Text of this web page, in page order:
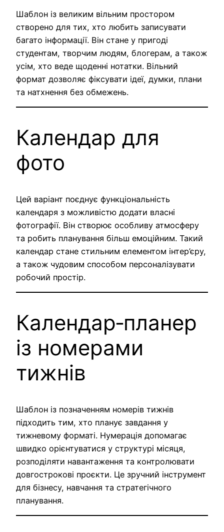
Шаблон із великим вільним простором
створено для тих, хто любить записувати
багато інформації. Він стане у пригоді
студентам, творчим людям, блогерам, а також
усім, хто веде щоденні нотатки. Вільний
формат дозволяє фіксувати ідеї, думки, плани
та натхнення без обмежень.
Календар для
фото
Цей варіант поєднує функціональність
календаря з можливістю додати власні
фотографії. Він створює особливу атмосферу
та робить планування більш емоційним. Такий
календар стане стильним елементом інтер’єру,
а також чудовим способом персоналізувати
робочий простір.
Календар‑планер
із номерами
тижнів
Шаблон із позначенням номерів тижнів
підходить тим, хто планує завдання у
тижневому форматі. Нумерація допомагає
швидко орієнтуватися у структурі місяця,
розподіляти навантаження та контролювати
довгострокові проєкти. Це зручний інструмент
для бізнесу, навчання та стратегічного
планування.